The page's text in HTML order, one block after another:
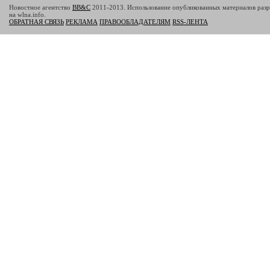
Новостное агентство BB&C 2011-2013. Использование опубликованных материалов
на wlna.info.
ОБРАТНАЯ СВЯЗЬ РЕКЛАМА ПРАВООБЛАДАТЕЛЯМ RSS-ЛЕНТА